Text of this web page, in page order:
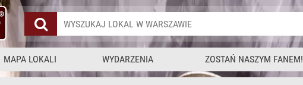
MAPA LOKALI WYDARZENIA ZOSTAŃ NASZYM FANEM!